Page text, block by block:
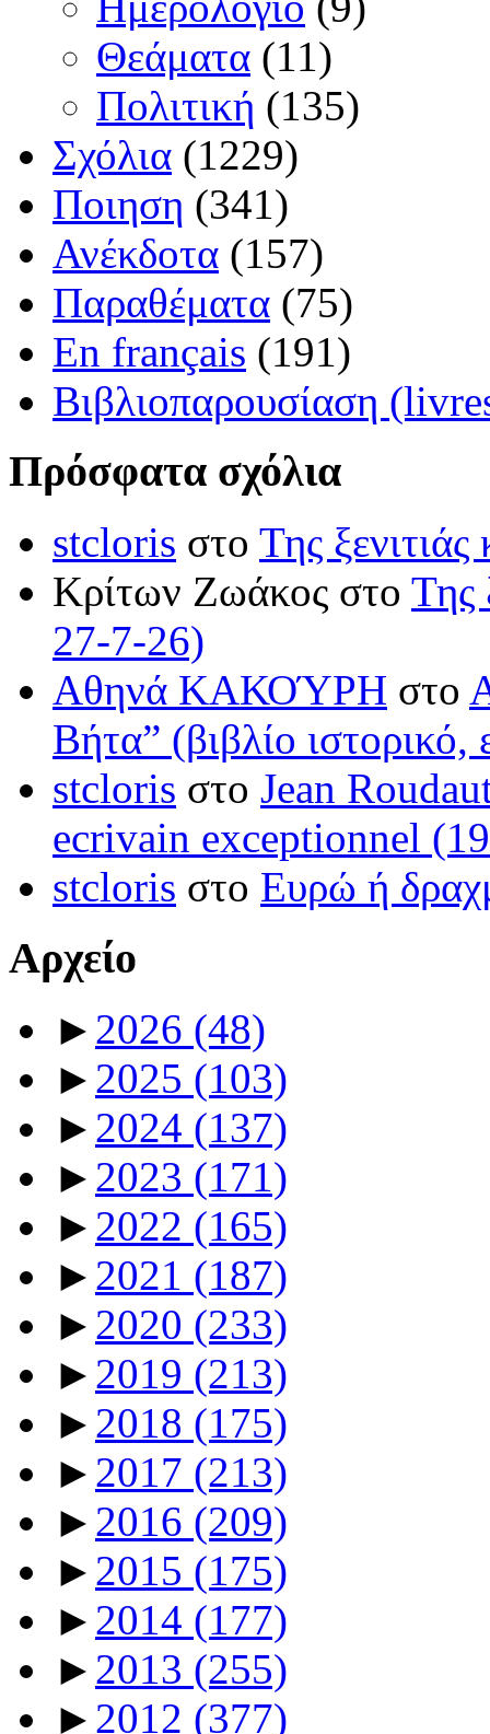
Θεάματα (11)
Πολιτική (135)
Σχόλια (1229)
Ποιηση (341)
Ανέκδοτα (157)
Παραθέματα (75)
En français (191)
Βιβλιοπαρουσίαση
Πρόσφατα σχόλια
stcloris στο Της
Κρίτων Ζωάκος στο Της
27-7-26)
Αθηνά ΚΑΚΟΎΡΗ στο
Βήτα” (βιβλίο
stcloris στο Jean
ecrivain exceptionnel
stcloris στο Ευρώ ή
Αρχείο
► 2026 (48)
► 2025 (103)
► 2024 (137)
► 2023 (171)
► 2022 (165)
► 2021 (187)
► 2020 (233)
► 2019 (213)
► 2018 (175)
► 2017 (213)
► 2016 (209)
► 2015 (175)
► 2014 (177)
► 2013 (255)
► 2012 (377)